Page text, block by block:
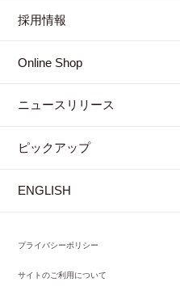
採用情報
Online Shop
ニュースリリース
ピックアップ
ENGLISH
プライバシーポリシー
サイトのご利用について